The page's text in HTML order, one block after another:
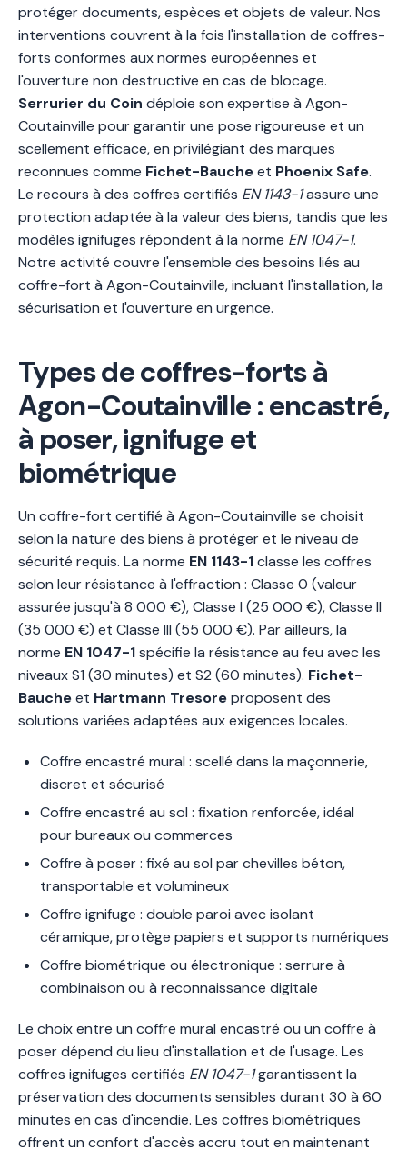
protéger documents, espèces et objets de valeur. Nos
interventions couvrent à la fois l'installation de coffres-
forts conformes aux normes européennes et
l'ouverture non destructive en cas de blocage.
Serrurier du Coin déploie son expertise à Agon-
Coutainville pour garantir une pose rigoureuse et un
scellement efficace, en privilégiant des marques
reconnues comme Fichet-Baucheet Phoenix Safe.
Le recours à des coffres certifiés EN 1143-1assure une
protection adaptée à la valeur des biens, tandis que les
modèles ignifuges répondent à la norme EN 1047-1.
Notre activité couvre l'ensemble des besoins liés au
coffre-fort à Agon-Coutainville, incluant l'installation, la
sécurisation et l'ouverture en urgence.
Types de coffres-forts à
Agon-Coutainville : encastré,
à poser, ignifuge et
biométrique
Un coffre-fort certifié à Agon-Coutainville se choisit
selon la nature des biens à protéger et le niveau de
sécurité requis. La norme EN 1143-1classe les coffres
selon leur résistance à l'effraction : Classe 0 (valeur
assurée jusqu'à 8 000 €), Classe I (25 000 €), Classe II
(35 000 €) et Classe III (55 000 €). Par ailleurs, la
norme EN 1047-1spécifie la résistance au feu avec les
niveaux S1 (30 minutes) et S2 (60 minutes). Fichet-
Baucheet Hartmann Tresoreproposent des
solutions variées adaptées aux exigences locales.
Coffre encastré mural : scellé dans la maçonnerie,
discret et sécurisé
Coffre encastré au sol : fixation renforcée, idéal
pour bureaux ou commerces
Coffre à poser : fixé au sol par chevilles béton,
transportable et volumineux
Coffre ignifuge : double paroi avec isolant
céramique, protège papiers et supports numériques
Coffre biométrique ou électronique : serrure à
combinaison ou à reconnaissance digitale
Le choix entre un coffre mural encastré ou un coffre à
poser dépend du lieu d'installation et de l'usage. Les
coffres ignifuges certifiés EN 1047-1garantissent la
préservation des documents sensibles durant 30 à 60
minutes en cas d'incendie. Les coffres biométriques
offrent un confort d'accès accru tout en maintenant